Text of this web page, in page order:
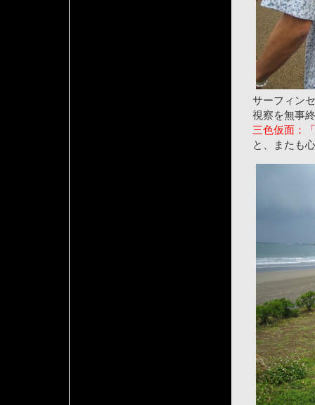
サーフィン
視察を無事
三色仮面：
と、またも